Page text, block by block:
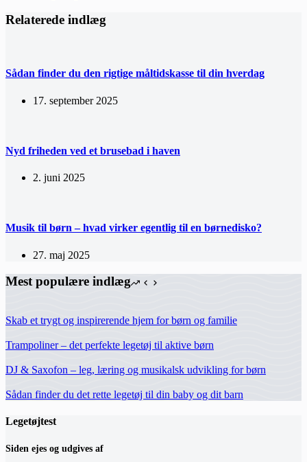
Relaterede indlæg
Sådan finder du den rigtige måltidskasse til din hverdag
17. september 2025
Nyd friheden ved et brusebad i haven
2. juni 2025
Musik til børn – hvad virker egentlig til en børnedisko?
27. maj 2025
Mest populære indlæg
Skab et trygt og inspirerende hjem for børn og familie
Trampoliner – det perfekte legetøj til aktive børn
DJ & Saxofon – leg, læring og musikalsk udvikling for børn
Sådan finder du det rette legetøj til din baby og dit barn
Legetøjtest
Siden ejes og udgives af